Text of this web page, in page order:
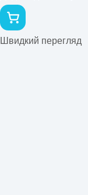
Швидкий перегляд